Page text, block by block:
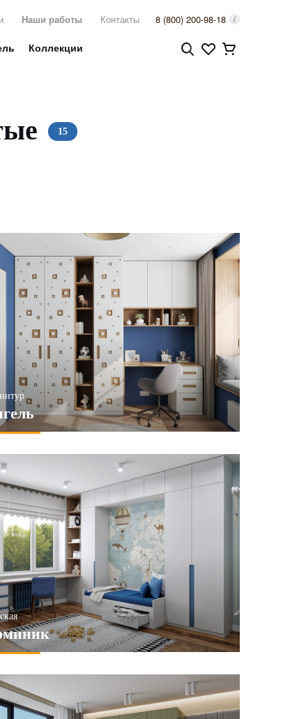
Наши работы Контакты 8 (800) 200-98-18
Коллекции